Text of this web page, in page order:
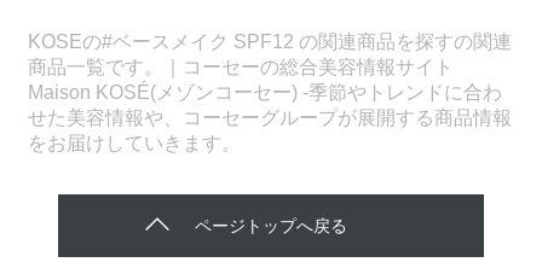
KOSEの#ベースメイク SPF12 の関連商品を探すの関連
商品一覧です。｜コーセーの総合美容情報サイト
Maison KOSÉ(メゾンコーセー) -季節やトレンドに合わ
せた美容情報や、コーセーグループが展開する商品情報
をお届けしていきます。
ページトップへ戻る